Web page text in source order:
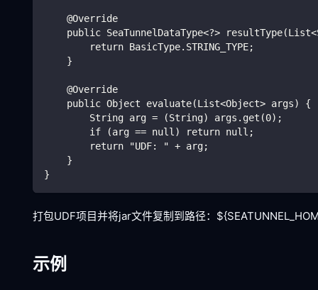
    @Override
public SeaTunnelDataType<?>
        return BasicType.STRING_TYPE;
    }
    @Override
    public Object evaluate(List<Object> args) {
        String arg = (String) args.get(0);
        if (arg == null) return null;
        return "UDF: " + arg;
    }
}
打包UDF项目并将jar文件复制到路径：
示例